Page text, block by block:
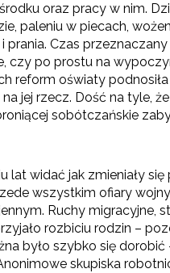
oraz pracy w nim.
paleniu w piecach,
Czas
po prostu na
reform oświaty
jej rzecz. Dość na tyle,
sobótczańskie
lat widać jak zmieniały
wszystkim ofiary
Ruchy migracyjne,
rozbiciu rodzin –
było szybko się
skupiska